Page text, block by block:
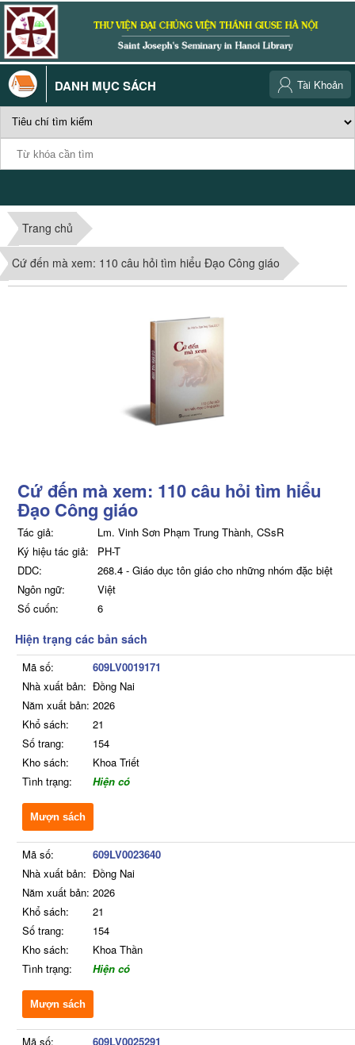
DANH MỤC SÁCH Tài Khoản
Trang chủ
Cứ đến mà xem: 110 câu hỏi tìm hiểu Đạo Công giáo
Cứ đến mà xem: 110 câu hỏi tìm hiểu
Đạo Công giáo
Tác giả:
Lm. Vinh Sơn Phạm Trung Thành, CSsR
Ký hiệu tác giả:
PH-T
DDC:
268.4 - Giáo dục tôn giáo cho những nhóm đặc biệt
Ngôn ngữ:
Việt
Số cuốn:
6
Hiện trạng các bản sách
Mã số:
609LV0019171
Nhà xuất bản: Đồng Nai
Năm xuất bản: 2026
Khổ sách:
21
Số trang:
154
Kho sách:
Khoa Triết
Tình trạng:
Hiện có
Mượn sách
Mã số:
609LV0023640
Nhà xuất bản: Đồng Nai
Năm xuất bản: 2026
Khổ sách:
21
Số trang:
154
Kho sách:
Khoa Thần
Tình trạng:
Hiện có
Mượn sách
Mã số:
609LV0025291